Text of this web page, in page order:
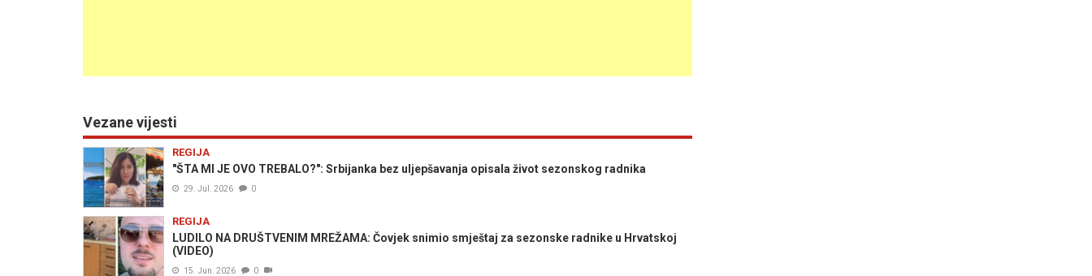
Vezane vijesti
REGIJA
"ŠTA MI JE OVO TREBALO?": Srbijanka bez uljepšavanja opisala život sezonskog radnika
29. Jul. 2026 0
REGIJA
LUDILO NA DRUŠTVENIM MREŽAMA: Čovjek snimio smještaj za sezonske radnike u Hrvatskoj
(VIDEO)
15. Jun. 2026 0